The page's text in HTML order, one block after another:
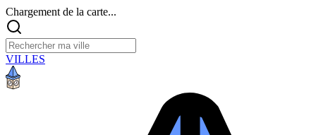
Chargement de la carte...
VILLES